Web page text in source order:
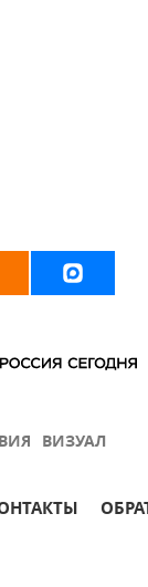
ВИЗУАЛ